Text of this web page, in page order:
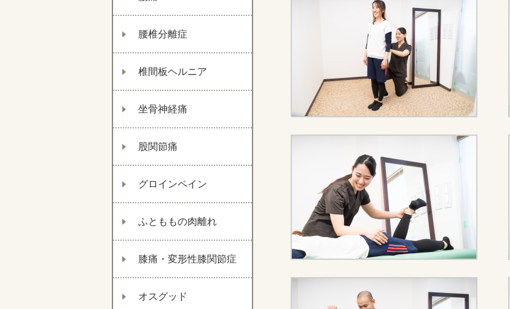
腰椎分離症
椎間板ヘルニア
坐骨神経痛
股関節痛
グロインペイン
ふとももの肉離れ
膝痛・変形性膝関節症
オスグッド